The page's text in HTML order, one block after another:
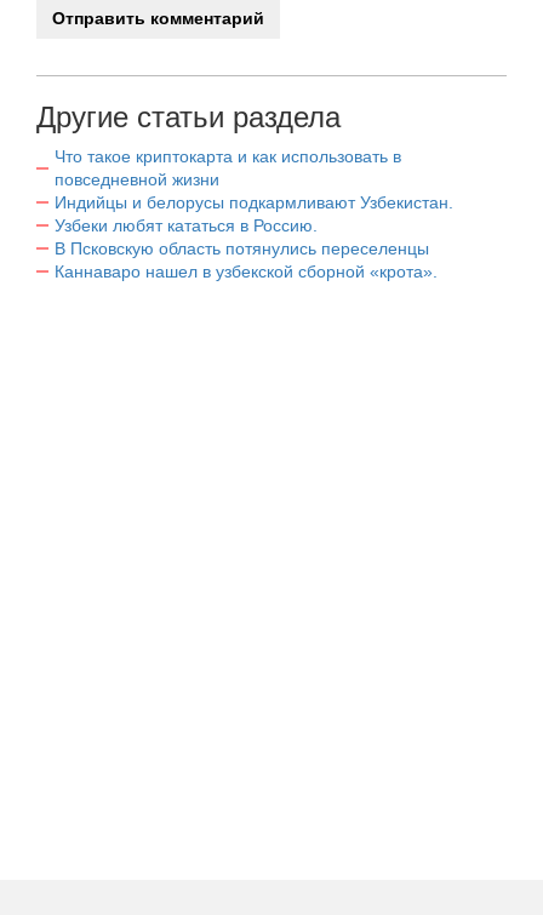
Другие статьи раздела
Что такое криптокарта и как использовать в
повседневной жизни
Индийцы и белорусы подкармливают Узбекистан.
Узбеки любят кататься в Россию.
В Псковскую область потянулись переселенцы
Каннаваро нашел в узбекской сборной «крота».